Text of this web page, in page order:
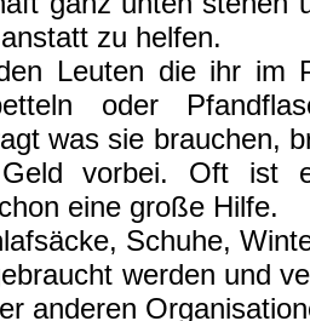
zu helfen.
Leuten die ihr im
oder
was sie brauchen,
vorbei. Oft ist
eine große Hilfe.
Schuhe,
werden und
anderen